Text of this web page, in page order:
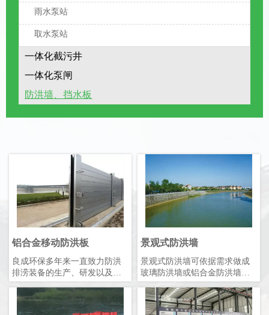
雨水泵站
取水泵站
一体化截污井
一体化泵闸
防洪墙、挡水板
铝合金移动防洪板
良成环保多年来一直致力防洪
排涝装备的生产、研发以及为
客户提供专业可行防洪排涝解
决方案。
景观式防洪墙
景观式防洪墙可依据需求做成
玻璃防洪墙或铝合金防洪墙。
配合景观设计制作适合的防洪
墙外观效果。